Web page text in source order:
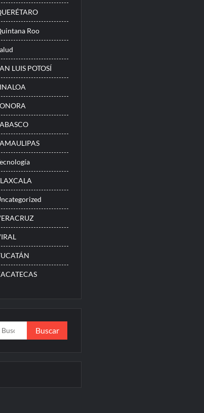
Roo
LUIS POTOSÍ
Buscar: